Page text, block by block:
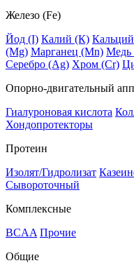
Железо (Fe)
Йод (I) Калий (К)
(Mg) Марганец (Mn) Медь
Серебро (Ag) Хром (Cr)
Опорно-двигательный
Гиалуроновая кислота
Хондопротекторы
Протеин
Изолят/Гидролизат
Сывороточный
Комплексные
BCAA Прочие
Общие